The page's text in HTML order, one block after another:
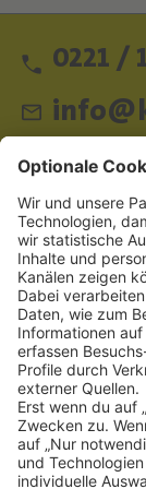
0221 /
Schnellzugriff
SOCIAL
NEWSLETTER
BESUCHEN